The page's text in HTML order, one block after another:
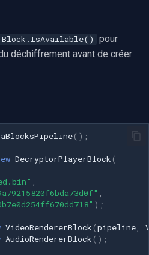
pour
déchiffrement avant de créer
();
DecryptorPlayerBlock (
);
VideoRendererBlock (pipeline
AudioRendererBlock ();